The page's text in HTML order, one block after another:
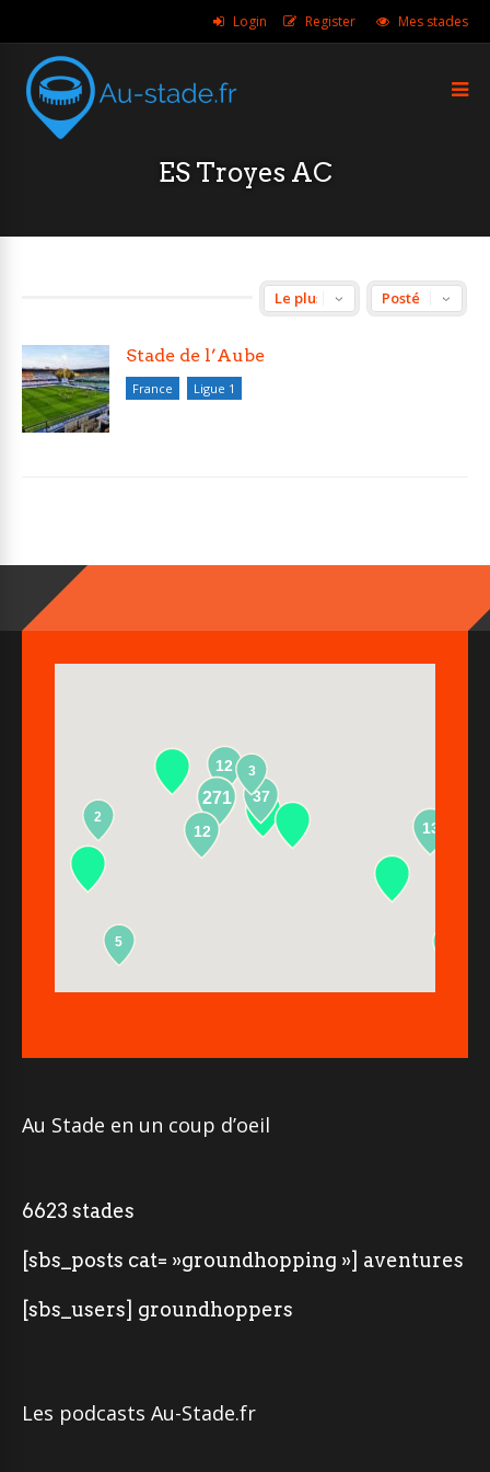
Login Register Mes stades
ES Troyes AC
Stade de l’Aube
France Ligue 1
12
271
13
37
2
5
12
3
Au Stade en un coup d’oeil
6623 stades
[sbs_posts cat= »groundhopping »] aventures
[sbs_users] groundhoppers
Les podcasts Au-Stade.fr